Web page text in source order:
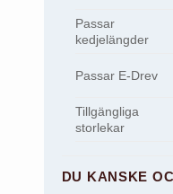
Passar
kedjelängder
Passar E-Drev
Tillgängliga
storlekar
DU KANSKE